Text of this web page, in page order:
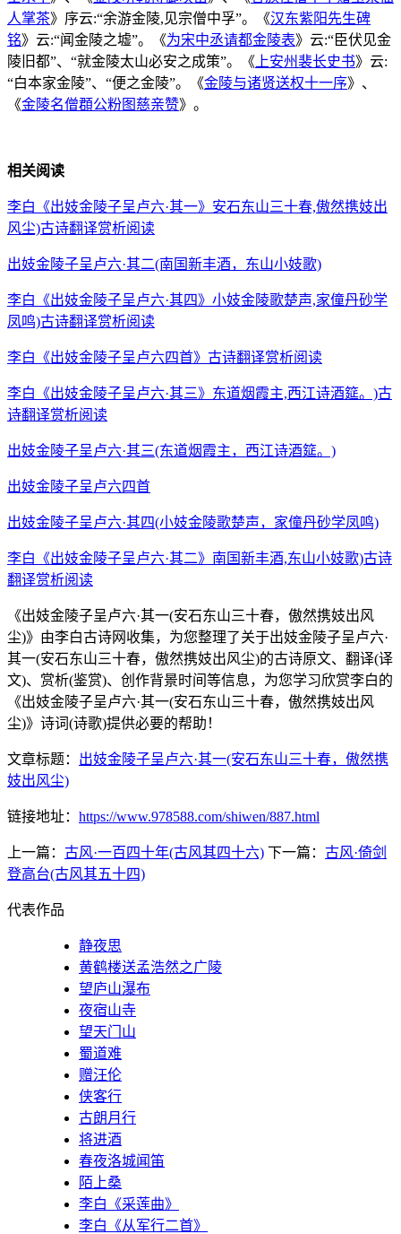
人掌茶》序云:“余游金陵,见宗僧中孚”。《汉东紫阳先生碑
铭》云:“闻金陵之墟”。《为宋中丞请都金陵表》云:“臣伏见金
陵旧都”、“就金陵太山必安之成策”。《 上安州裴长史书》云:
“白本家金陵”、“便之金陵”。《金陵与诸贤送权十一序》、
《金陵名僧頵公粉图慈亲赞》。
相关阅读
李白《出妓金陵子呈卢六·其一》安石东山三十春,傲然携妓出
风尘)古诗翻译赏析阅读
出妓金陵子呈卢六·其二(南国新丰酒，东山小妓歌)
李白《出妓金陵子呈卢六·其四》小妓金陵歌楚声,家僮丹砂学
凤鸣)古诗翻译赏析阅读
李白《出妓金陵子呈卢六四首》古诗翻译赏析阅读
李白《出妓金陵子呈卢六·其三》东道烟霞主,西江诗酒筵。)古
诗翻译赏析阅读
出妓金陵子呈卢六·其三(东道烟霞主，西江诗酒筵。)
出妓金陵子呈卢六四首
出妓金陵子呈卢六·其四(小妓金陵歌楚声，家僮丹砂学凤鸣)
李白《出妓金陵子呈卢六·其二》南国新丰酒,东山小妓歌)古诗
翻译赏析阅读
《出妓金陵子呈卢六·其一(安石东山三十春，傲然携妓出风
尘)》由李白古诗网收集，为您整理了关于出妓金陵子呈卢六·
其一(安石东山三十春，傲然携妓出风尘)的古诗原文、翻译(译
文)、赏析(鉴赏)、创作背景时间等信息，为您学习欣赏李白的
《出妓金陵子呈卢六·其一(安石东山三十春，傲然携妓出风
尘)》诗词(诗歌)提供必要的帮助！
文章标题： 出妓金陵子呈卢六·其一(安石东山三十春，傲然携
妓出风尘)
链接地址： https://www.978588.com/shiwen/887.html
上一篇： 古风·一百四十年(古风其四十六) 下一篇： 古风·倚剑
登高台(古风其五十四)
代表作品
静夜思
黄鹤楼送孟浩然之广陵
望庐山瀑布
夜宿山寺
望天门山
蜀道难
赠汪伦
侠客行
古朗月行
将进酒
春夜洛城闻笛
陌上桑
李白《采莲曲》
李白《从军行二首》